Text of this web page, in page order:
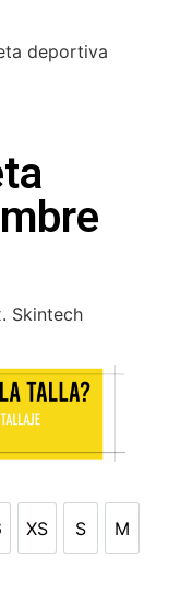
deportiva
Skintech
XS
XS
S
S
M
M